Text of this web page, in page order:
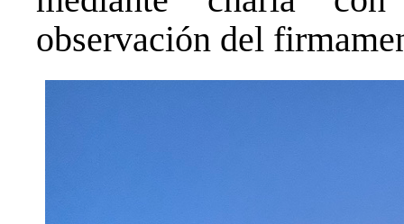
observación del